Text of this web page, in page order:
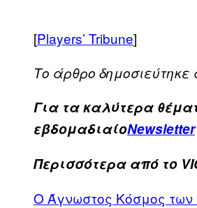
[Players’ Tribune]
Tο άρθρο δημοσιεύτηκε
Για τα καλύτερα
εβδομαδιαίοNewsletter
Περισσότερα από το
Ο Άγνωστος Κόσμος